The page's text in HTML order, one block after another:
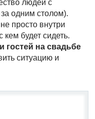
людей с
одним столом).
просто внутри
будет сидеть.
гостей на свадьбе
ситуацию и